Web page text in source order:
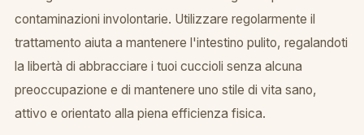
contaminazioni involontarie. Utilizzare regolarmente il
trattamento aiuta a mantenere l'intestino pulito, regalandoti
la libertà di abbracciare i tuoi cuccioli senza alcuna
preoccupazione e di mantenere uno stile di vita sano,
attivo e orientato alla piena efficienza fisica.